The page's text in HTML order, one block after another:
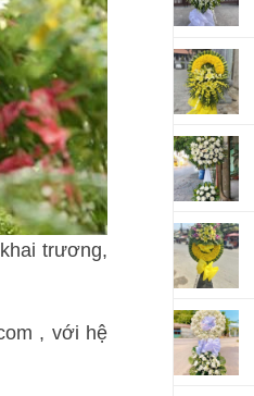
trương,
, với hệ